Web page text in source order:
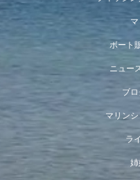
ボート
ニュー
ブ
マリン
ラ